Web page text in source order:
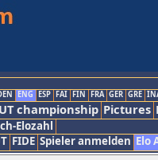
ENG ESP FAI FIN FRA GER GRE
championship Pictures
Elozahl
FIDE Spieler anmelden Elo